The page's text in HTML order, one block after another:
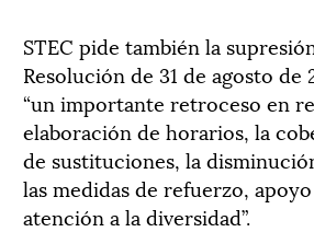
STEC pide también la
Resolución de 31 de agosto de
“un importante retroceso en
elaboración de horarios, la
de sustituciones, la
las medidas de refuerzo,
atención a la diversidad”.